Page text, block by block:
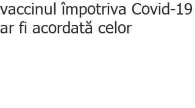
vaccinul împotriva Covid-19
ar fi acordată celor